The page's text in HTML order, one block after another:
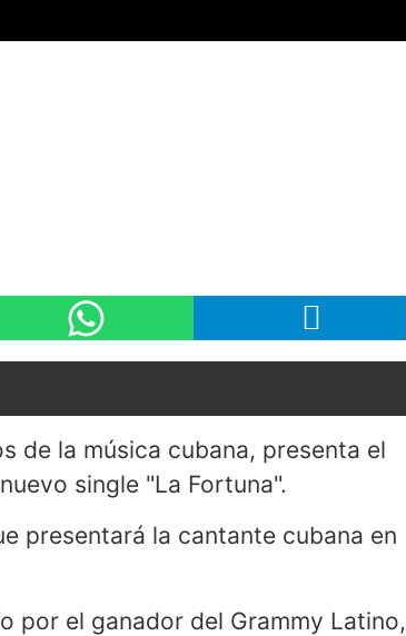
de la música cubana, presenta el
single "La Fortuna".
presentará la cantante cubana en
por el ganador del Grammy Latino,